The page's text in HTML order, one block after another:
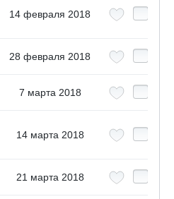
14 февраля 2018
28 февраля 2018
7 марта 2018
14 марта 2018
21 марта 2018